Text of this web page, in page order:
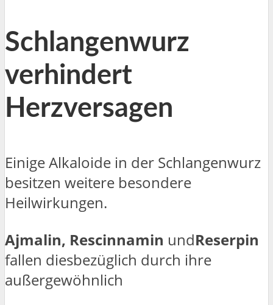
Schlangenwurz
verhindert
Herzversagen
Einige Alkaloide in der Schlangenwurz
besitzen weitere besondere
Heilwirkungen.
Ajmalin, Rescinnamin undReserpin
fallen diesbezüglich durch ihre
außergewöhnlich